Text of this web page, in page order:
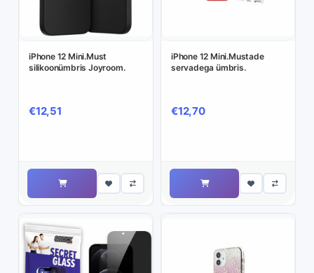
iPhone 12 Mini.Must
silikoonümbris Joyroom.
€12,51
iPhone 12 Mini.Mustade
servadega ümbris.
€12,70